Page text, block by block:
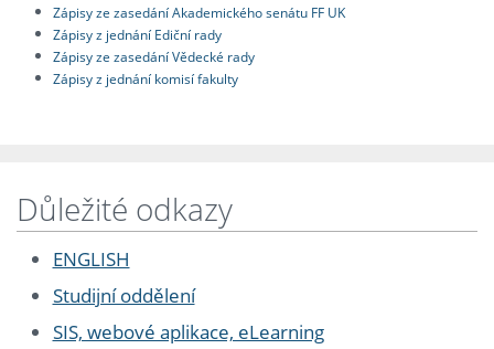
Zápisy ze zasedání Akademického senátu FF UK
Zápisy z jednání Ediční rady
Zápisy ze zasedání Vědecké rady
Zápisy z jednání komisí fakulty
Důležité odkazy
ENGLISH
Studijní oddělení
SIS, webové aplikace, eLearning